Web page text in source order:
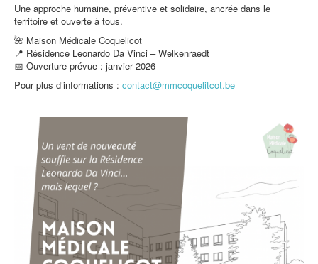
Une approche humaine, préventive et solidaire, ancrée dans le
territoire et ouverte à tous.
🌺 Maison Médicale Coquelicot
📍 Résidence Leonardo Da Vinci – Welkenraedt
📅 Ouverture prévue : janvier 2026
Pour plus d’informations : contact@mmcoquelitcot.be